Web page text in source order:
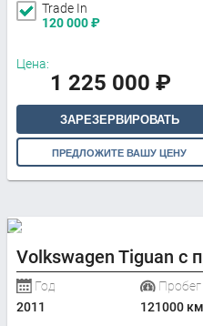
Trade In
120 000₽
Цена:
1 225 000 ₽
ЗАРЕЗЕРВИРОВАТЬ
ПРЕДЛОЖИТЕ ВАШУ ЦЕНУ
Volkswagen Tiguan с
Год
2011
Пробег
121000 км